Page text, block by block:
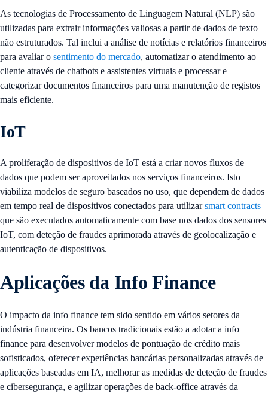
As tecnologias de Processamento de Linguagem Natural (NLP) são
utilizadas para extrair informações valiosas a partir de dados de texto
não estruturados. Tal inclui a análise de notícias e relatórios financeiros
para avaliar o sentimento do mercado, automatizar o atendimento ao
cliente através de chatbots e assistentes virtuais e processar e
categorizar documentos financeiros para uma manutenção de registos
mais eficiente.
IoT
A proliferação de dispositivos de IoT está a criar novos fluxos de
dados que podem ser aproveitados nos serviços financeiros. Isto
viabiliza modelos de seguro baseados no uso, que dependem de dados
em tempo real de dispositivos conectados para utilizarsmart contracts
que são executados automaticamente com base nos dados dos sensores
IoT, com deteção de fraudes aprimorada através de geolocalização e
autenticação de dispositivos.
Aplicações da Info Finance
O impacto da info finance tem sido sentido em vários setores da
indústria financeira. Os bancos tradicionais estão a adotar a info
finance para desenvolver modelos de pontuação de crédito mais
sofisticados, oferecer experiências bancárias personalizadas através de
aplicações baseadas em IA, melhorar as medidas de deteção de fraudes
e cibersegurança, e agilizar operações de back-office através da